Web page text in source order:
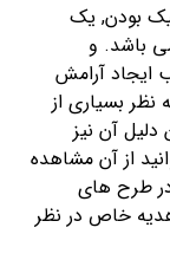
بودن, یک
باشد. و
ایجاد آرامش
بسیاری از
آن نیز
از آن مشاهده
در طرح های
خاص در نظر